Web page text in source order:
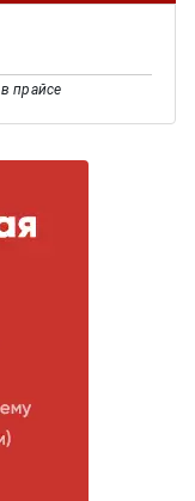
прайсе